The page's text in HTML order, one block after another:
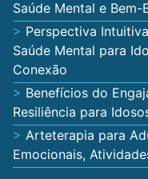
Saúde Mental e
Perspectiva
Saúde Mental para
Conexão
Benefícios do
Resiliência para
Arteterapia para
Emocionais,